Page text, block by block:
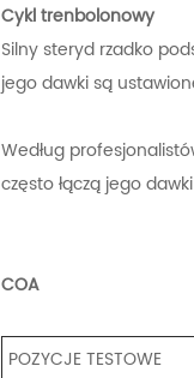
Cykl trenbolonowy
Silny steryd rzadko
jego dawki są
Według
często łączą jego
COA
POZYCJE TESTOWE